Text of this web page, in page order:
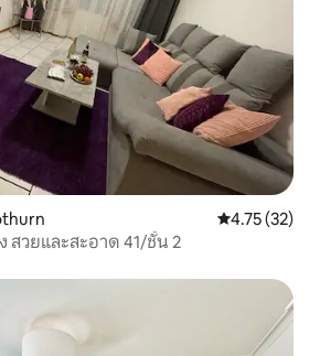
คะแนนเฉลี่ย
4.75 (32)
สวยและสะอาด 41/ชั้น 2